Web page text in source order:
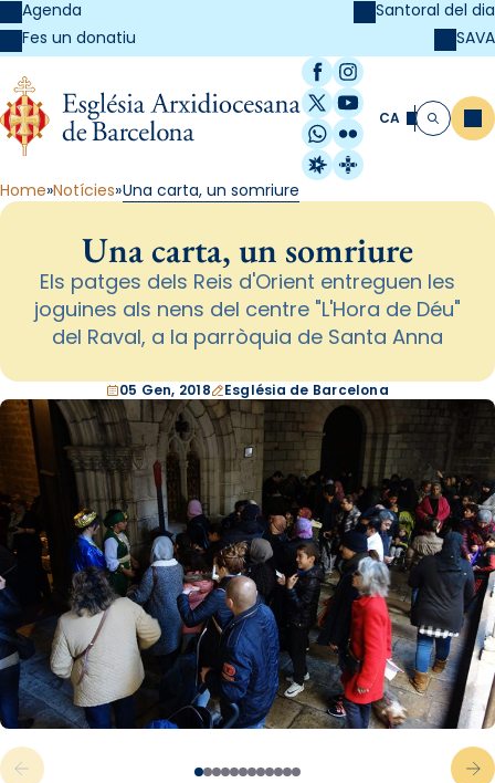
Agenda
Fes un donatiu
Santoral del dia
SAVA
Facebook
Instagram
X / Twitter
YouTube
WhatsApp
Flickr
Radio Estel
Catalunya
CA Cerca
Home Notícies Una carta, un somriure
Una carta, un somriure
Els patges dels Reis d'Orient entreguen les
joguines als nens del centre "L'Hora de Déu"
del Raval, a la parròquia de Santa Anna
05 Gen, 2018 Església de Barcelona